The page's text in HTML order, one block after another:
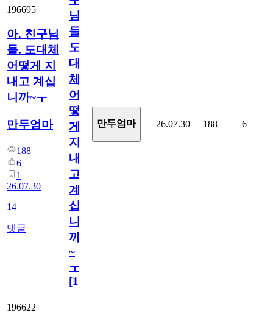
196695
아. 친구님
들. 도대체
어떻게 지
내고 계십
니까~ㅜ
만두엄마
188
6
1
26.07.30
14
댓글
님
들.
도
대
체
어
떻
게
지
내
고
계
십
니
까
~
ㅜ
[14
만두엄마 26.07.30 188 6
196622